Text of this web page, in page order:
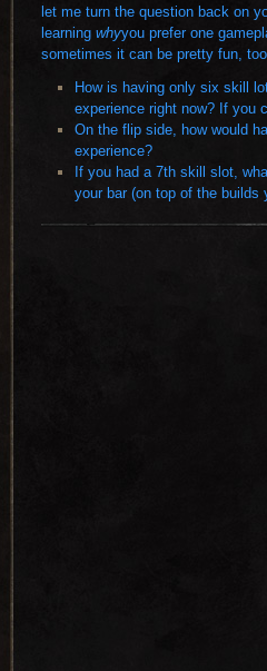
let me turn the question back on
learning whyyou prefer one
sometimes it can be pretty fun,
How is having only six skill
experience right now? If you
On the flip side, how would
experience?
If you had a 7th skill slot,
your bar (on top of the builds